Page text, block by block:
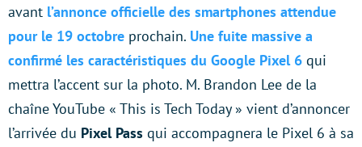
avant l’annonce officielle des smartphones attendue
pour le 19 octobre prochain. Une fuite massive a
confirmé les caractéristiques du Google Pixel 6 qui
mettra l’accent sur la photo. M. Brandon Lee de la
chaîne YouTube « This is Tech Today » vient d’annoncer
l’arrivée du Pixel Pass qui accompagnera le Pixel 6 à sa